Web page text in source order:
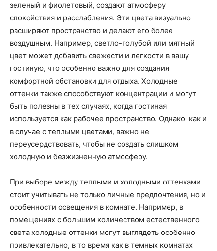
зеленый и фиолетовый, создают атмосферу
спокойствия и расслабления. Эти цвета визуально
расширяют пространство и делают его более
воздушным. Например, светло-голубой или мятный
цвет может добавить свежести и легкости в вашу
гостиную, что особенно важно для создания
комфортной обстановки для отдыха. Холодные
оттенки также способствуют концентрации и могут
быть полезны в тех случаях, когда гостиная
используется как рабочее пространство. Однако, как и
в случае с теплыми цветами, важно не
переусердствовать, чтобы не создать слишком
холодную и безжизненную атмосферу.
При выборе между теплыми и холодными оттенками
стоит учитывать не только личные предпочтения, но и
особенности освещения в комнате. Например, в
помещениях с большим количеством естественного
света холодные оттенки могут выглядеть особенно
привлекательно, в то время как в темных комнатах